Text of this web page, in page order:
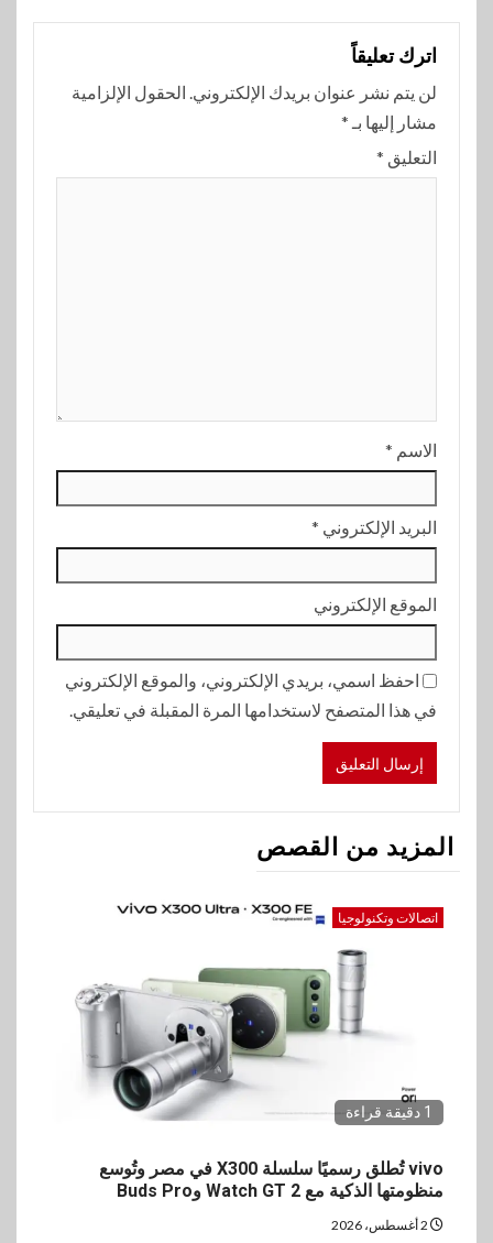
اترك تعليقاً
لن يتم نشر عنوان بريدك الإلكتروني. الحقول الإلزامية
مشار إليها بـ *
التعليق *
الاسم *
البريد الإلكتروني *
الموقع الإلكتروني
احفظ اسمي، بريدي الإلكتروني، والموقع الإلكتروني
في هذا المتصفح لاستخدامها المرة المقبلة في تعليقي.
المزيد من القصص
اتصالات وتكنولوجيا
1 دقيقة قراءة
vivo تُطلق رسميًا سلسلة X300 في مصر وتُوسع
منظومتها الذكية مع Watch GT 2 وBuds Pro